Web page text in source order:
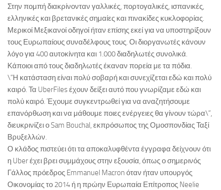
Στην πομπή διακρίνονταν γαλλικές, πορτογαλικές, ισπανικές,
ελληνικές και βρετανικές σημαίες και πινακίδες κυκλοφορίας.
Μερικοί Μεξικανοί οδηγοί ήταν επίσης εκεί για να υποστηρίξουν
τους Ευρωπαίους συναδέλφους τους. Οι διοργανωτές κάνουν
λόγο για 400 αυτοκίνητα και 1.000 διαδηλωτές συνολικά.
Κάποιοι από τους διαδηλωτές έκαναν πορεία με τα πόδια.
\”Η κατάσταση είναι πολύ σοβαρή και συνεχίζεται εδώ και πολύ
καιρό. Τα UberFiles έχουν δείξει αυτό που γνωρίζαμε εδώ και
πολύ καιρό. Έχουμε συγκεντρωθεί για να αναζητήσουμε
επανόρθωση και να μάθουμε ποιες ενέργειες θα γίνουν τώρα\”,
διευκρινίζει ο Sam Bouchal, εκπρόσωπος της Ομοσπονδίας Ταξί
Βρυξελλών.
Ο κλάδος πιστεύει ότι τα αποκαλυφθέντα έγγραφα δείχνουν ότι
η Uber έχει βρει συμμάχους στην εξουσία, όπως ο σημερινός
Γάλλος πρόεδρος Emmanuel Macron όταν ήταν υπουργός
Οικονομίας το 2014 ή η πρώην Ευρωπαία Επίτροπος Neelie